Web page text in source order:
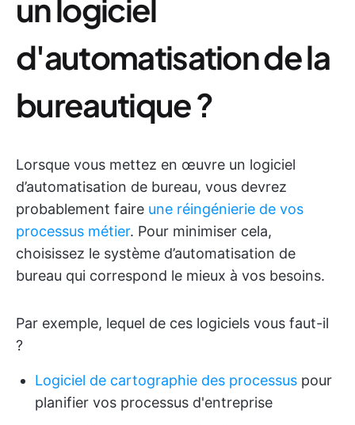
un logiciel
d'automatisation de la
bureautique ?
Lorsque vous mettez en œuvre un logiciel
d’automatisation de bureau, vous devrez
probablement faire une réingénierie de vos
processus métier. Pour minimiser cela,
choisissez le système d’automatisation de
bureau qui correspond le mieux à vos besoins.
Par exemple, lequel de ces logiciels vous faut-il
?
Logiciel de cartographie des processus pour
planifier vos processus d'entreprise